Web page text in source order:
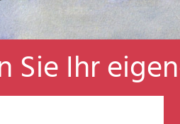
Sie Ihr